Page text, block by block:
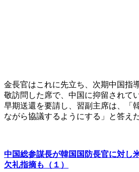
金長官はこれに先立ち、次期中国指
敬訪問した席で、中国に抑留されて
早期送還を要請し、習副主席は、「
ながら協議するようにする」と答えた
中国総参謀長が韓国国防長官に対し
欠礼指摘も（１）